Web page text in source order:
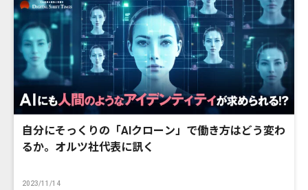
自分にそっくりの「AIクローン」で働き方はどう変わ
るか。オルツ社代表に訊く
2023/11/14